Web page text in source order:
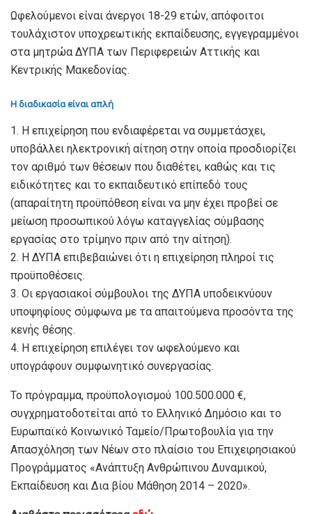
Ωφελούμενοι είναι άνεργοι 18-29 ετών, απόφοιτοι
τουλάχιστον υποχρεωτικής εκπαίδευσης, εγγεγραμμένοι
στα μητρώα ΔΥΠΑ των Περιφερειών Αττικής και
Κεντρικής Μακεδονίας.
Η διαδικασία είναι απλή
1. Η επιχείρηση που ενδιαφέρεται να συμμετάσχει,
υποβάλλει ηλεκτρονική αίτηση στην οποία προσδιορίζει
τον αριθμό των θέσεων που διαθέτει, καθώς και τις
ειδικότητες και το εκπαιδευτικό επίπεδό τους
(απαραίτητη προϋπόθεση είναι να μην έχει προβεί σε
μείωση προσωπικού λόγω καταγγελίας σύμβασης
εργασίας στο τρίμηνο πριν από την αίτηση).
2. Η ΔΥΠΑ επιβεβαιώνει ότι η επιχείρηση πληροί τις
προϋποθέσεις.
3. Οι εργασιακοί σύμβουλοι της ΔΥΠΑ υποδεικνύουν
υποψηφίους σύμφωνα με τα απαιτούμενα προσόντα της
κενής θέσης.
4. Η επιχείρηση επιλέγει τον ωφελούμενο και
υπογράφουν συμφωνητικό συνεργασίας.
Το πρόγραμμα, προϋπολογισμού 100.500.000 €,
συγχρηματοδοτείται από το Ελληνικό Δημόσιο και το
Ευρωπαϊκό Κοινωνικό Ταμείο/Πρωτοβουλία για την
Απασχόληση των Νέων στο πλαίσιο του Επιχειρησιακού
Προγράμματος «Ανάπτυξη Ανθρώπινου Δυναμικού,
Εκπαίδευση και Δια βίου Μάθηση 2014 – 2020».